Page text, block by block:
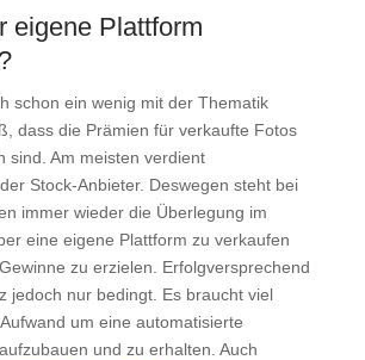
eigene Plattform
schon ein wenig mit der Thematik
dass die Prämien für verkaufte Fotos
sind. Am meisten verdient
Stock-Anbieter. Deswegen steht bei
immer wieder die Überlegung im
eine eigene Plattform zu verkaufen
zu erzielen. Erfolgversprechend
jedoch nur bedingt. Es braucht viel
um eine automatisierte
und zu erhalten. Auch